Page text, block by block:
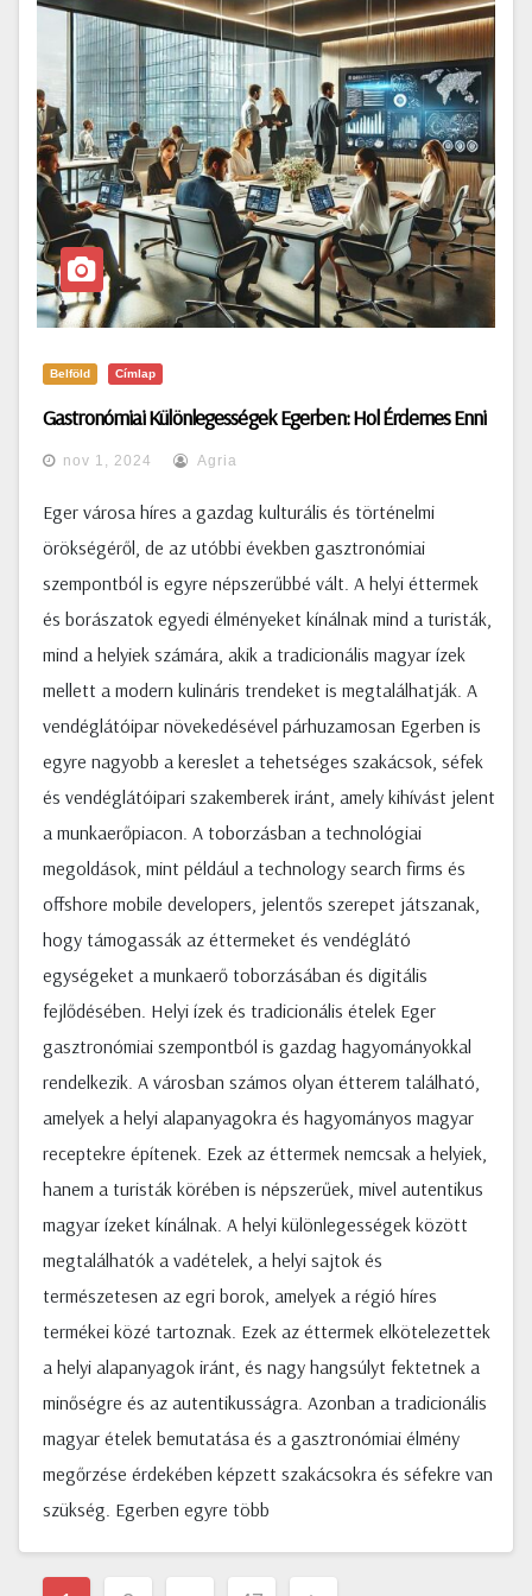
Belföld Címlap
Gastronómiai Különlegességek Egerben: Hol Érdemes Enni
nov 1, 2024 Agria
Eger városa híres a gazdag kulturális és történelmi
örökségéről, de az utóbbi években gasztronómiai
szempontból is egyre népszerűbbé vált. A helyi éttermek
és borászatok egyedi élményeket kínálnak mind a turisták,
mind a helyiek számára, akik a tradicionális magyar ízek
mellett a modern kulináris trendeket is megtalálhatják. A
vendéglátóipar növekedésével párhuzamosan Egerben is
egyre nagyobb a kereslet a tehetséges szakácsok, séfek
és vendéglátóipari szakemberek iránt, amely kihívást jelent
a munkaerőpiacon. A toborzásban a technológiai
megoldások, mint például a technology search firms és
offshore mobile developers, jelentős szerepet játszanak,
hogy támogassák az éttermeket és vendéglátó
egységeket a munkaerő toborzásában és digitális
fejlődésében. Helyi ízek és tradicionális ételek Eger
gasztronómiai szempontból is gazdag hagyományokkal
rendelkezik. A városban számos olyan étterem található,
amelyek a helyi alapanyagokra és hagyományos magyar
receptekre építenek. Ezek az éttermek nemcsak a helyiek,
hanem a turisták körében is népszerűek, mivel autentikus
magyar ízeket kínálnak. A helyi különlegességek között
megtalálhatók a vadételek, a helyi sajtok és
természetesen az egri borok, amelyek a régió híres
termékei közé tartoznak. Ezek az éttermek elkötelezettek
a helyi alapanyagok iránt, és nagy hangsúlyt fektetnek a
minőségre és az autentikusságra. Azonban a tradicionális
magyar ételek bemutatása és a gasztronómiai élmény
megőrzése érdekében képzett szakácsokra és séfekre van
szükség. Egerben egyre több